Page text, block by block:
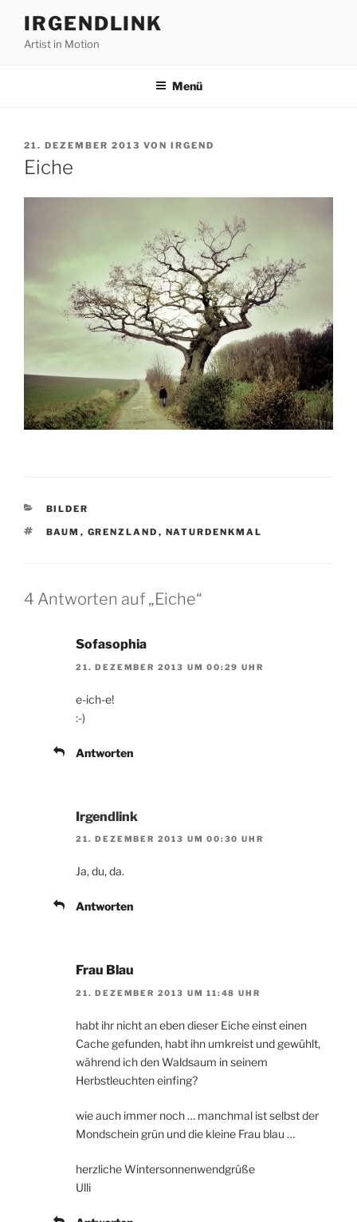
Inhalt
springen
IRGENDLINK
Artist in Motion
Menü
VERÖFFENTLICHT
AM
21. DEZEMBER 2013 VON IRGEND
Eiche
KATEGORIEN
BILDER
SCHLAGWÖRTER
BAUM , GRENZLAND , NATURDENKMAL
4 Antworten auf „Eiche“
Sofasophia
21. DEZEMBER 2013 UM 00:29 UHR
e-ich-e!
:-)
Antworten
Irgendlink
21. DEZEMBER 2013 UM 00:30 UHR
Ja, du, da.
Antworten
Frau Blau
21. DEZEMBER 2013 UM 11:48 UHR
habt ihr nicht an eben dieser Eiche einst einen
Cache gefunden, habt ihn umkreist und gewühlt,
während ich den Waldsaum in seinem
Herbstleuchten einfing?
wie auch immer noch … manchmal ist selbst der
Mondschein grün und die kleine Frau blau …
herzliche Wintersonnenwendgrüße
Ulli